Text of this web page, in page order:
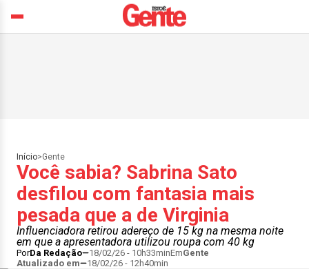
Início>Gente
Você sabia? Sabrina Sato
desfilou com fantasia mais
pesada que a de Virginia
Influenciadora retirou adereço de 15 kg na mesma noite
em que a apresentadora utilizou roupa com 40 kg
PorDa Redação 18/02/26 - 10h33minEmGente
Atualizado em
18/02/26 - 12h40min